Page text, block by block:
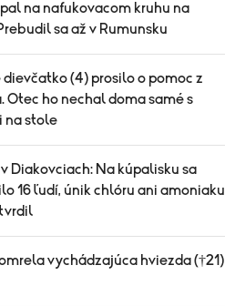
na nafukovacom kruhu na
sa až v Rumunsku
dievčatko (4) prosilo o pomoc z
Otec ho nechal doma samé s
na stole
Diakovciach: Na kúpalisku sa
16 ľudí, únik chlóru ani amoniaku
vychádzajúca hviezda (†21)